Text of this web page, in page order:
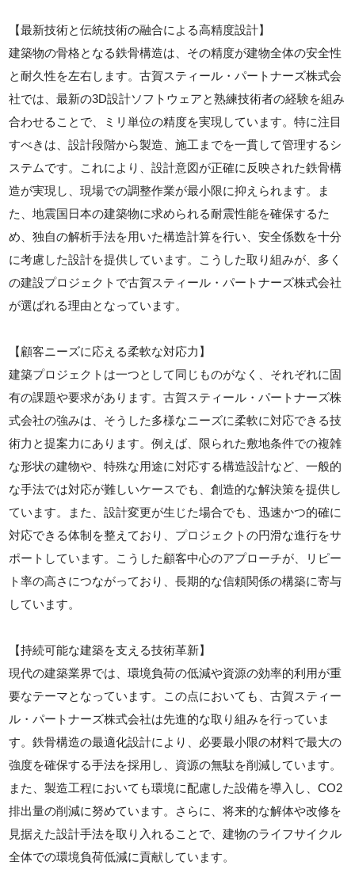
【最新技術と伝統技術の融合による高精度設計】
建築物の骨格となる鉄骨構造は、その精度が建物全体の安全性
と耐久性を左右します。古賀スティール・パートナーズ株式会
社では、最新の3D設計ソフトウェアと熟練技術者の経験を組み
合わせることで、ミリ単位の精度を実現しています。特に注目
すべきは、設計段階から製造、施工までを一貫して管理するシ
ステムです。これにより、設計意図が正確に反映された鉄骨構
造が実現し、現場での調整作業が最小限に抑えられます。ま
た、地震国日本の建築物に求められる耐震性能を確保するた
め、独自の解析手法を用いた構造計算を行い、安全係数を十分
に考慮した設計を提供しています。こうした取り組みが、多く
の建設プロジェクトで古賀スティール・パートナーズ株式会社
が選ばれる理由となっています。
【顧客ニーズに応える柔軟な対応力】
建築プロジェクトは一つとして同じものがなく、それぞれに固
有の課題や要求があります。古賀スティール・パートナーズ株
式会社の強みは、そうした多様なニーズに柔軟に対応できる技
術力と提案力にあります。例えば、限られた敷地条件での複雑
な形状の建物や、特殊な用途に対応する構造設計など、一般的
な手法では対応が難しいケースでも、創造的な解決策を提供し
ています。また、設計変更が生じた場合でも、迅速かつ的確に
対応できる体制を整えており、プロジェクトの円滑な進行をサ
ポートしています。こうした顧客中心のアプローチが、リピー
ト率の高さにつながっており、長期的な信頼関係の構築に寄与
しています。
【持続可能な建築を支える技術革新】
現代の建築業界では、環境負荷の低減や資源の効率的利用が重
要なテーマとなっています。この点においても、古賀スティー
ル・パートナーズ株式会社は先進的な取り組みを行っていま
す。鉄骨構造の最適化設計により、必要最小限の材料で最大の
強度を確保する手法を採用し、資源の無駄を削減しています。
また、製造工程においても環境に配慮した設備を導入し、CO2
排出量の削減に努めています。さらに、将来的な解体や改修を
見据えた設計手法を取り入れることで、建物のライフサイクル
全体での環境負荷低減に貢献しています。